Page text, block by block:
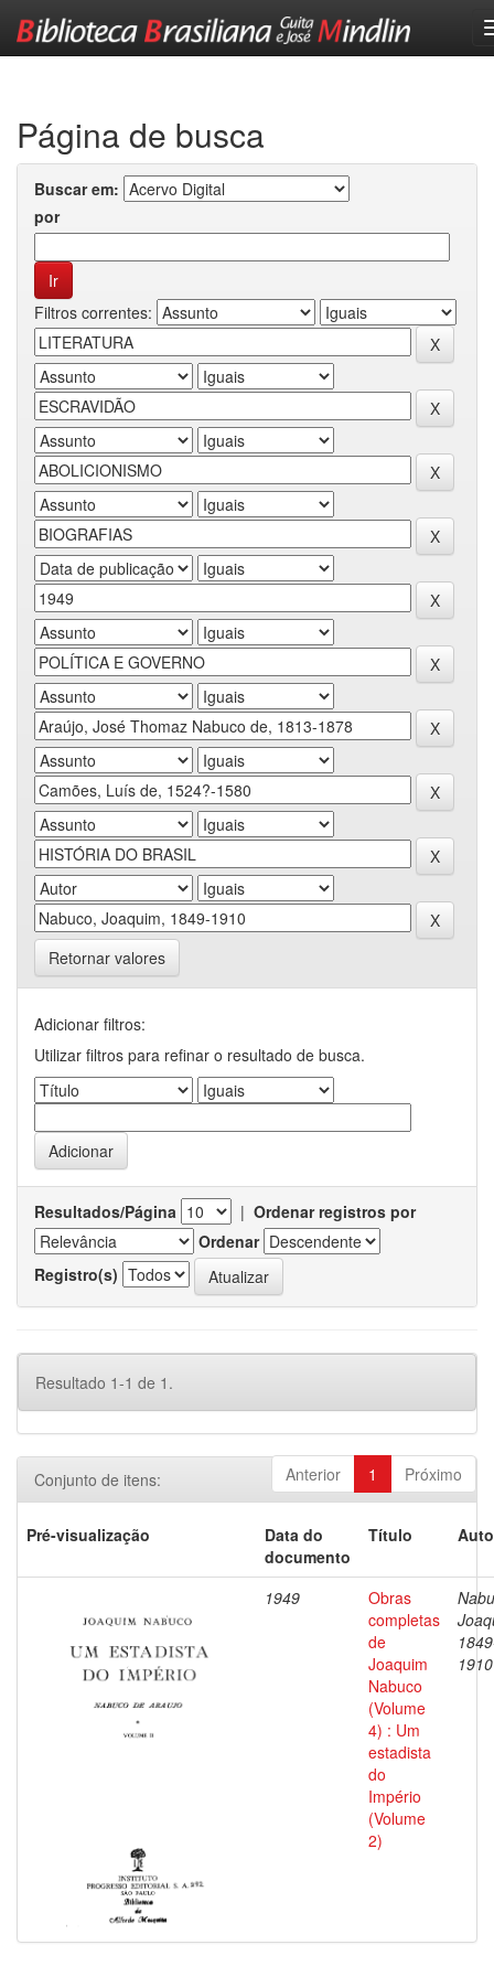
Página de busca
Buscar em:
por
Filtros correntes:
Retornar valores
Adicionar filtros:
Utilizar filtros para refinar o resultado de busca.
Resultados/Página | Ordenar registros por
Ordenar
Registro(s)
Resultado 1-1 de 1.
Anterior 1 Próximo
Conjunto de itens:
Pré-visualização
Data do
documento
Título
1949
Obras
completas
de
Joaquim
Nabuco
(Volume
4) : Um
estadista
do
Império
(Volume
2)
1910